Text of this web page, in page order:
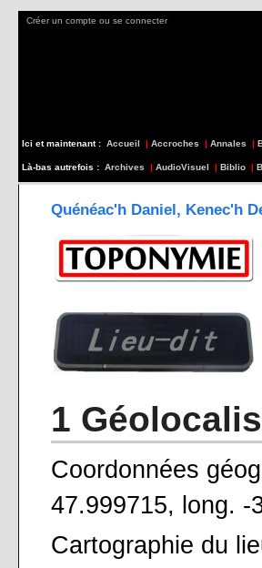
Créer un compte ou se connecter
Ici et maintenant : Accueil | Accroches | Annales |
Là-bas autrefois : Archives | AudioVisuel | Biblio |
Quénéac'h Daniel, Kenec'h
1
Coordonnées
47.999715, long. -
Cartographie du